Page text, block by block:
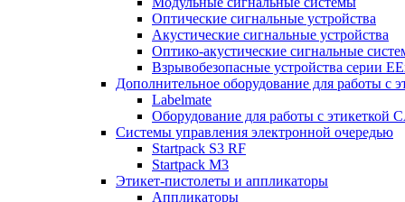
Оптические сигнальные устройства
Акустические сигнальные устройства
Оптико-акустические сигнальные
Взрывобезопасные устройства серии
Дополнительное оборудование для работы с
Labelmate
Оборудование для работы с этикеткой
Системы управления электронной очередью
Startpack S3 RF
Startpack M3
Этикет-пистолеты и аппликаторы
Аппликаторы